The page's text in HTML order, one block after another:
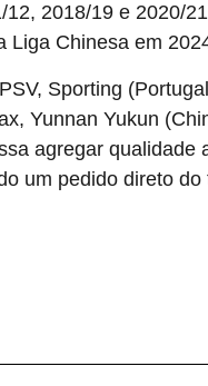
2018/19 e 2020/
Liga Chinesa em
Sporting
Yunnan Yukun
agregar qualidade
um pedido direto